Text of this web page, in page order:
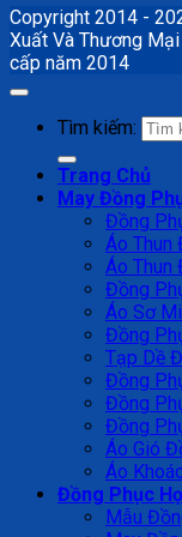
Copyright 2014 -
Xuất Và Thương
cấp năm 2014
Tìm kiếm:
Trang Chủ
May Đồng
Đồng
Áo Thun
Áo Thun
Đồng
Áo Sơ
Đồng
Tạp Dề
Đồng
Đồng
Đồng
Áo Gió
Áo
Đồng Phục
Mẫu